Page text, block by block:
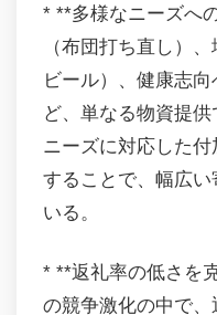
* **多様なニーズへ
（布団打ち直し）
ビール）、健康志
ど、単なる物資提
ニーズに対応した
することで、幅広
いる。
* **返礼率の低さを
の競争激化の中で